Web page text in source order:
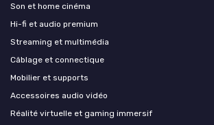
Son et home cinéma
Hi-fi et audio premium
Streaming et multimédia
Câblage et connectique
Mobilier et supports
Accessoires audio vidéo
Réalité virtuelle et gaming immersif